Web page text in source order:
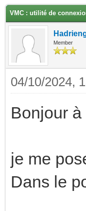
VMC : utilité de
Member
04/10/2024,
Bonjour à
je me
Dans le